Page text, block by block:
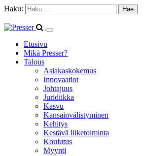
Haku:
Etusivu
Mikä Presser?
Talous
Asiakaskokemus
Innovaatiot
Johtajuus
Juridiikka
Kasvu
Kansainvälistyminen
Kehitys
Kestävä liiketoiminta
Koulutus
Myynti